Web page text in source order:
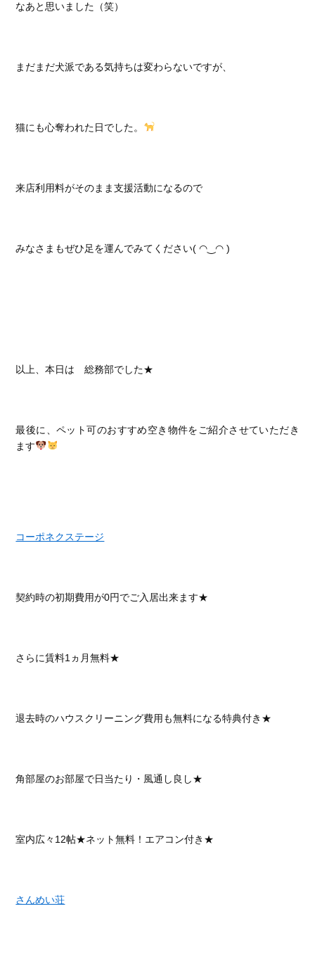
なあと思いました（笑）
まだまだ犬派である気持ちは変わらないですが、
猫にも心奪われた日でした。
来店利用料がそのまま支援活動になるので
みなさまもぜひ足を運んでみてください( ◠‿◠ )
以上、本日は 総務部でした★
最後に、ペット可のおすすめ空き物件をご紹介させていただき
ます
コーポネクステージ
契約時の初期費用が0円でご入居出来ます★
さらに賃料1ヵ月無料★
退去時のハウスクリーニング費用も無料になる特典付き★
角部屋のお部屋で日当たり・風通し良し★
室内広々12帖★ネット無料！エアコン付き★
さんめい荘